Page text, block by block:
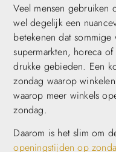
Veel mensen gebruiken
wel degelijk een
betekenen dat
supermarkten, horeca
drukke gebieden. Een
zondag waarop
waarop meer winkels
zondag.
Daarom is het slim om
openingstijden op